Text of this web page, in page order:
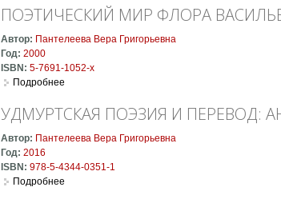
ПОЭТИЧЕСКИЙ МИР ФЛОРА
Автор: Пантелеева Вера Григорьевна
Год: 2000
ISBN: 5-7691-1052-x
Подробнее
УДМУРТСКАЯ ПОЭЗИЯ И ПЕРЕВОД:
Автор: Пантелеева Вера Григорьевна
Год: 2016
ISBN: 978-5-4344-0351-1
Подробнее